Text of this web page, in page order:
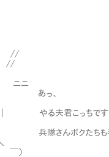
っ、
っちです
クたちも手伝